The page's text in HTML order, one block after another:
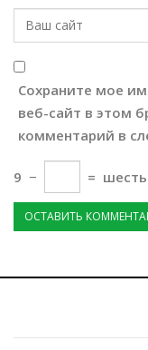
Сохраните мое
веб-сайт в этом
комментарий в
9 − = шесть